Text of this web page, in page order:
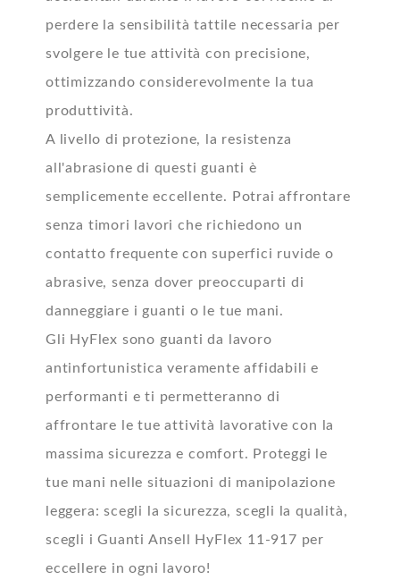
perdere la sensibilità tattile necessaria per
svolgere le tue attività con precisione,
ottimizzando considerevolmente la tua
produttività.
A livello di protezione, la resistenza
all'abrasione di questi guanti è
semplicemente eccellente. Potrai affrontare
senza timori lavori che richiedono un
contatto frequente con superfici ruvide o
abrasive, senza dover preoccuparti di
danneggiare i guanti o le tue mani.
Gli HyFlex sono guanti da lavoro
antinfortunistica veramente affidabili e
performanti e ti permetteranno di
affrontare le tue attività lavorative con la
massima sicurezza e comfort. Proteggi le
tue mani nelle situazioni di manipolazione
leggera: scegli la sicurezza, scegli la qualità,
scegli i Guanti Ansell HyFlex 11-917 per
eccellere in ogni lavoro!